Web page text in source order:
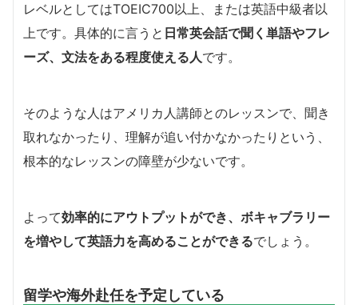
レベルとしてはTOEIC700以上、または英語中級者以
上です。具体的に言うと 日常英会話で聞く単語やフレ
ーズ、文法をある程度使える人です。
そのような人はアメリカ人講師とのレッスンで、聞き
取れなかったり、理解が追い付かなかったりという、
根本的なレッスンの障壁が少ないです。
よって効率的にアウトプットができ、ボキャブラリー
を増やして英語力を高めることができるでしょう。
留学や海外赴任を予定している